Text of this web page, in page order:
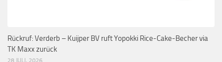
Rückruf: Verderb – Kuijper BV ruft Yopokki Rice-Cake-Becher via
TK Maxx zurück
28 JULI, 2026